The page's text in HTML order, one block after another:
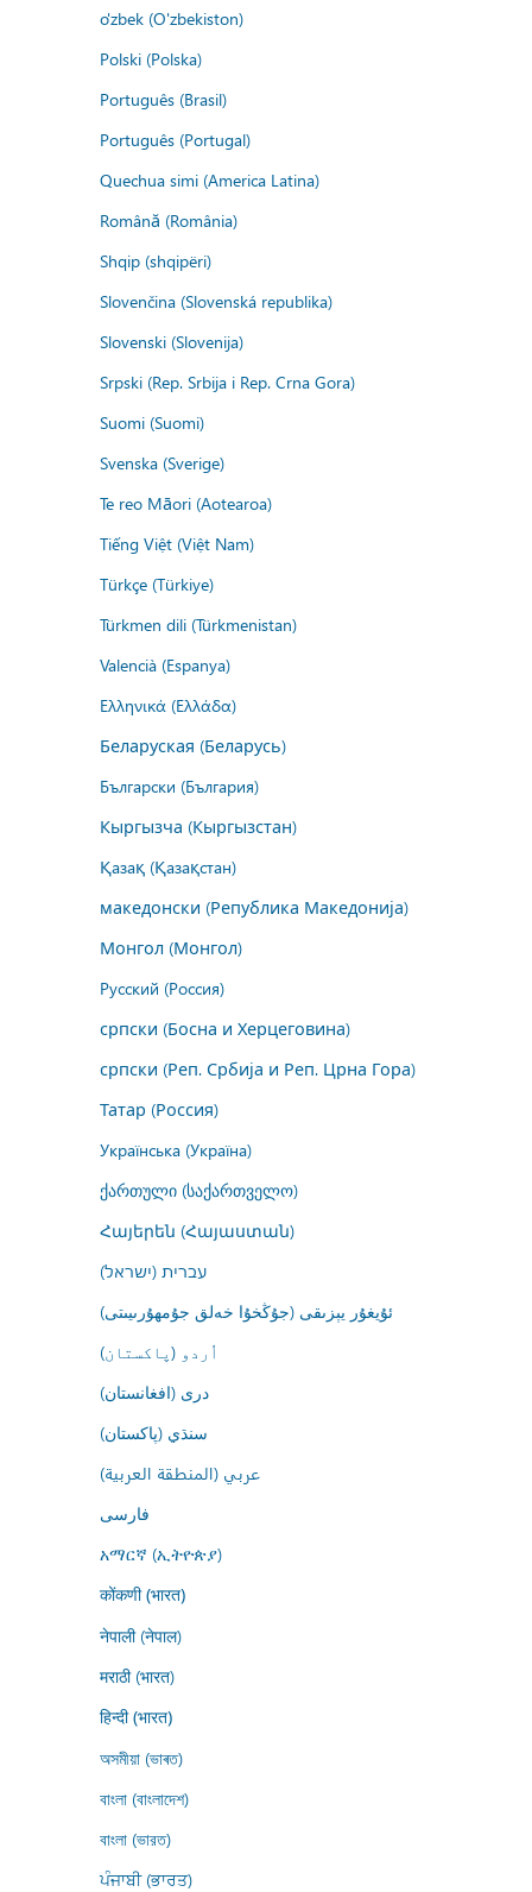
o'zbek (O'zbekiston)
Polski (Polska)
Português (Brasil)
Português (Portugal)
Quechua simi (America Latina)
Română (România)
Shqip (shqipëri)
Slovenčina (Slovenská republika)
Slovenski (Slovenija)
Srpski (Rep. Srbija i Rep. Crna Gora)
Suomi (Suomi)
Svenska (Sverige)
Te reo Māori (Aotearoa)
Tiếng Việt (Việt Nam)
Türkçe (Türkiye)
Türkmen dili (Türkmenistan)
Valencià (Espanya)
Ελληνικά (Ελλάδα)
Беларуская (Беларусь)
Български (България)
Кыргызча (Кыргызстан)
Қазақ (Қазақстан)
македонски (Република Македонија)
Монгол (Монгол)
Русский (Россия)
српски (Босна и Херцеговина)
српски (Реп. Србија и Реп. Црна Гора)
Татар (Россия)
Українська (Україна)
ქართული (საქართველო)
Հայերեն (Հայաստան)
עברית (ישראל)
ئۇيغۇر يېزىقى (جۇڭخۇا خەلق جۇمھۇرىيىتى)
اُردو (پاکستان)
درى (افغانستان)
سنڌي (پاکستان)
عربي (المنطقة العربية)
فارسى
አማርኛ (ኢትዮጵያ)
कोंकणी (भारत)
नेपाली (नेपाल)
मराठी (भारत)
हिन्दी (भारत)
অসমীয়া (ভাৰত)
বাংলা (বাংলাদেশ)
বাংলা (ভারত)
ਪੰਜਾਬੀ (ਭਾਰਤ)